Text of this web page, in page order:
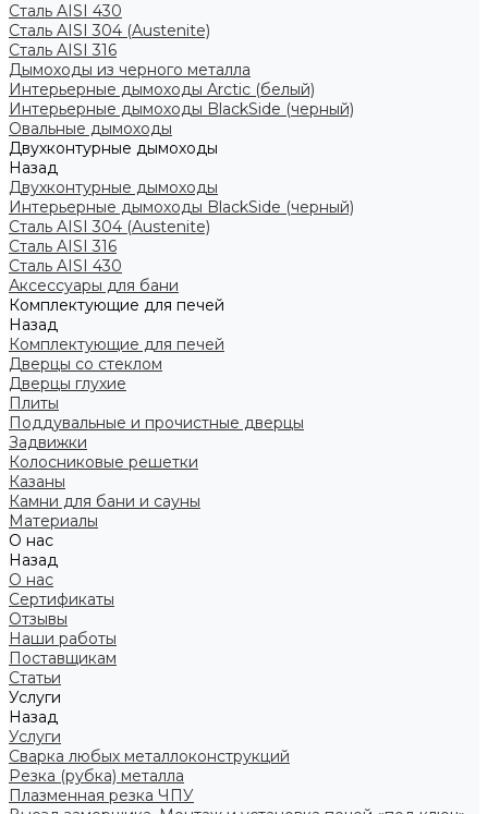
Сталь AISI 430
Сталь AISI 304 (Austenite)
Сталь AISI 316
Дымоходы из черного металла
Интерьерные дымоходы Arctic (белый)
Интерьерные дымоходы BlackSide (черный)
Овальные дымоходы
Двухконтурные дымоходы
Назад
Двухконтурные дымоходы
Интерьерные дымоходы BlackSide (черный)
Сталь AISI 304 (Austenite)
Сталь AISI 316
Сталь AISI 430
Аксессуары для бани
Комплектующие для печей
Назад
Комплектующие для печей
Дверцы со стеклом
Дверцы глухие
Плиты
Поддувальные и прочистные дверцы
Задвижки
Колосниковые решетки
Казаны
Камни для бани и сауны
Материалы
О нас
Назад
О нас
Сертификаты
Отзывы
Наши работы
Поставщикам
Статьи
Услуги
Назад
Услуги
Сварка любых металлоконструкций
Резка (рубка) металла
Плазменная резка ЧПУ